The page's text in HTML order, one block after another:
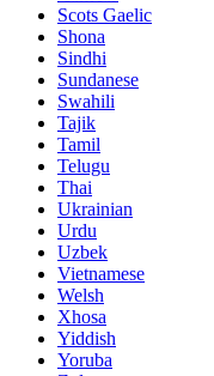
Scots Gaelic
Shona
Sindhi
Sundanese
Swahili
Tajik
Tamil
Telugu
Thai
Ukrainian
Urdu
Uzbek
Vietnamese
Welsh
Xhosa
Yiddish
Yoruba